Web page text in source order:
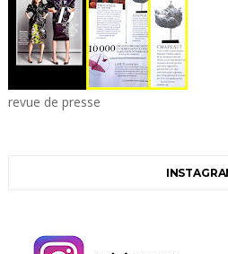
revue de presse